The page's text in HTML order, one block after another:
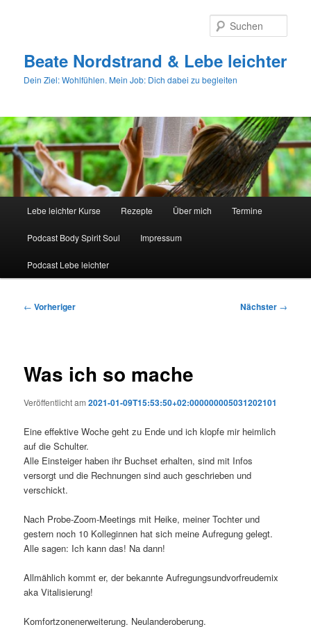
Beate Nordstrand & Lebe leichter
Dein Ziel: Wohlfühlen. Mein Job: Dich dabei zu begleiten
Lebe leichter Kurse Rezepte Über mich Termine
Podcast Body Spirit Soul Impressum
Podcast Lebe leichter
Beitragsnavigation
← Vorheriger Nächster →
Was ich so mache
Veröffentlicht am2021-01-09T15:53:50+02:000000005031202101
Eine effektive Woche geht zu Ende und ich klopfe mir heimlich
auf die Schulter.
Alle Einsteiger haben ihr Buchset erhalten, sind mit Infos
versorgt und die Rechnungen sind auch geschrieben und
verschickt.
Nach Probe-Zoom-Meetings mit Heike, meiner Tochter und
gestern noch 10 Kolleginnen hat sich meine Aufregung gelegt.
Alle sagen: Ich kann das! Na dann!
Allmählich kommt er, der bekannte Aufregungsundvorfreudemix
aka Vitalisierung!
Komfortzonenerweiterung. Neulanderoberung.